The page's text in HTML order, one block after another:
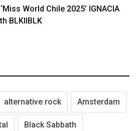
World Chile 2025’ IGNACIA
BLKIIBLK
alternative rock Amsterdam
Black Sabbath